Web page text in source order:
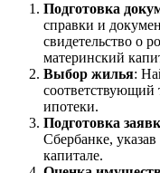
Подготовка
справки и
свидетельство о
материнский
Выбор жилья:
соответствующий
ипотеки.
Подготовка
Сбербанке,
капитале.